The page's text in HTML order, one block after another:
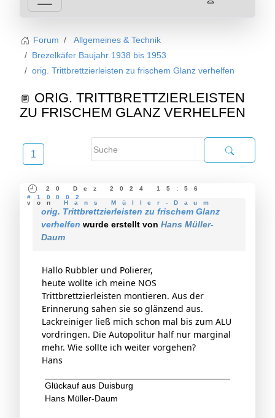
Forum
Allgemeines & Technik
Brezelkäfer Baujahr 1938 bis 1953
orig. Trittbrettzierleisten zu frischem Glanz verhelfen
ORIG. TRITTBRETTZIERLEISTEN
ZU FRISCHEM GLANZ VERHELFEN
1
20 Dez 2024 15:56
#10002
vonHans Müller-Daum
orig. Trittbrettzierleisten zu frischem Glanz
verhelfen wurde erstellt von Hans Müller-
Daum
Hallo Rubbler und Polierer,
heute wollte ich meine NOS
Trittbrettzierleisten montieren. Aus der
Erinnerung sahen sie so glänzend aus.
Lackreiniger ließ mich schon mal bis zum ALU
vordringen. Die Autopolitur half nur marginal
mehr. Wie sollte ich weiter vorgehen?
Hans
Glückauf aus Duisburg
Hans Müller-Daum